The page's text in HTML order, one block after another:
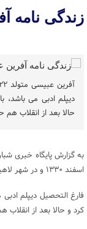
زندگی
دیپلم ادبی می باشد،
حالا بعد از انقلاب هم حضور دارد و در ۱۷
اسفند ۱۳۳۰ و در شهر لاهیجان چشم به جهان هستی گشود.
فارغ التحصیل دیپلم
کرد و حالا بعد از انقلاب